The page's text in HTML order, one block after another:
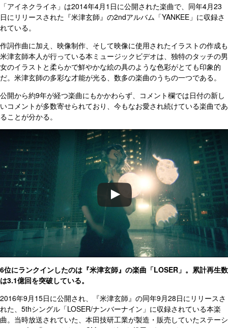
「アイネクライネ」は2014年4月1日に公開された楽曲で、同年4月23
日にリリースされた『米津玄師』の2ndアルバム「YANKEE」に収録さ
れている。
作詞作曲に加え、映像制作、そして映像に使用されたイラストの作成も
米津玄師本人が行っている本ミュージックビデオは、独特のタッチの男
女のイラストと柔らかで鮮やかな絵の具のような色彩がとても印象的
だ。米津玄師の多彩な才能が光る、数多の楽曲のうちの一つである。
公開から約9年が経つ楽曲にもかかわらず、コメント欄では日付の新し
いコメントが多数寄せられており、今もなお愛され続けている楽曲であ
ることが分かる。
6位にランクインしたのは『米津玄師』の楽曲「LOSER」。累計再生数
は3.1億回を突破している。
2016年9月15日に公開され、『米津玄師』の同年9月28日にリリースさ
れた、5thシングル「LOSER/ナンバーナイン」に収録されている本楽
曲。当時放送されていた、本田技研工業が製造・販売していたステーシ